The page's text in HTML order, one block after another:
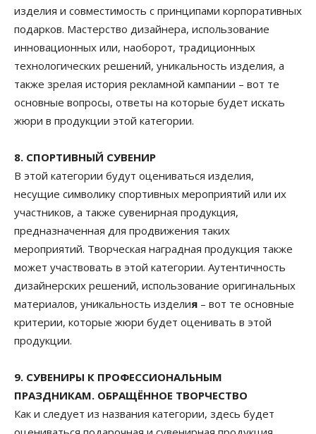
изделия и совместимость с принципами корпоративных
подарков. Мастерство дизайнера, использование
инновационных или, наоборот, традиционных
технологических решений, уникальность изделия, а
также зрелая история рекламной кампании – вот те
основные вопросы, ответы на которые будет искать
жюри в продукции этой категории.
8. СПОРТИВНЫЙ СУВЕНИР
В этой категории будут оцениваться изделия,
несущие символику спортивных мероприятий или их
участников, а также сувенирная продукция,
предназначенная для продвижения таких
мероприятий. Творческая наградная продукция также
может участвовать в этой категории. Аутентичность
дизайнерских решений, использование оригинальных
материалов, уникальность изделия – вот те основные
критерии, которые жюри будет оценивать в этой
продукции.
9. СУВЕНИРЫ К ПРОФЕССИОНАЛЬНЫМ
ПРАЗДНИКАМ. ОБРАЩЁННОЕ ТВОРЧЕСТВО
Как и следует из названия категории, здесь будет